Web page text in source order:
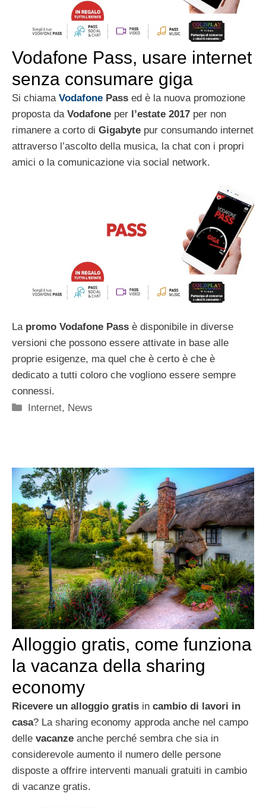
Vodafone Pass, usare internet
senza consumare giga
Si chiama Vodafone Pass ed è la nuova promozione
proposta da Vodafone per l’estate 2017 per non
rimanere a corto di Gigabyte pur consumando internet
attraverso l’ascolto della musica, la chat con i propri
amici o la comunicazione via social network.
La promo Vodafone Pass è disponibile in diverse
versioni che possono essere attivate in base alle
proprie esigenze, ma quel che è certo è che è
dedicato a tutti coloro che vogliono essere sempre
connessi.
Categorie
Internet, News
Alloggio gratis, come funziona
la vacanza della sharing
economy
Ricevere un alloggio gratis in cambio di lavori in
casa? La sharing economy approda anche nel campo
delle vacanze anche perché sembra che sia in
considerevole aumento il numero delle persone
disposte a offrire interventi manuali gratuiti in cambio
di vacanze gratis.